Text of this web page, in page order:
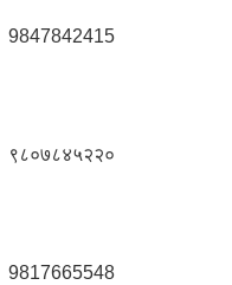
9847842415
९८०७८४५२२०
9817665548